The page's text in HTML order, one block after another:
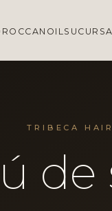
TRIBECA
de